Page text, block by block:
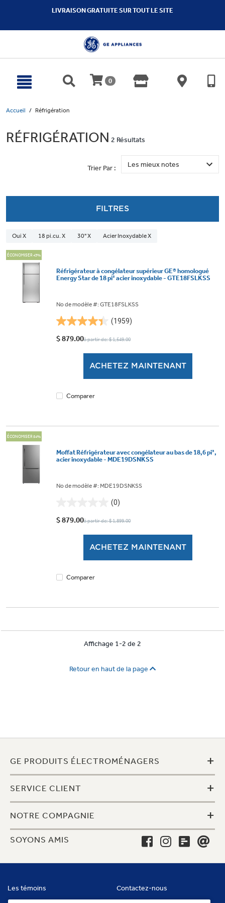
LIVRAISON GRATUITE SUR TOUT LE SITE
0
Accueil Réfrigération
RÉFRIGÉRATION 2 Résultats
Trier Par :
FILTRES
Oui X 18 pi.cu. X 30" X Acier Inoxydable X
ÉCONOMISER 43%
Réfrigérateur à congélateur supérieur GE® homologué
Energy Star de 18 pi³ acier inoxydable - GTE18FSLKSS
No de modèle #: GTE18FSLKSS
(1959)
4.4
étoile(s)
$ 879.00à partir de: $ 1,549.00
ACHETEZ MAINTENANT
Comparer
ÉCONOMISER 54%
Moffat Réfrigérateur avec congélateur au bas de 18,6 pi³,
acier inoxydable - MDE19DSNKSS
No de modèle #: MDE19DSNKSS
(0)
étoile(s)
$ 879.00à partir de: $ 1,899.00
ACHETEZ MAINTENANT
Comparer
Affichage 1-2 de 2
Retour en haut de la page
GE PRODUITS ÉLECTROMÉNAGERS +
SERVICE CLIENT +
NOTRE COMPAGNIE +
SOYONS AMIS
Les témoins Contactez-nous